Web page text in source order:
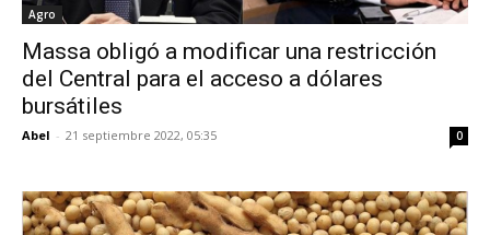
Agro
Massa obligó a modificar una restricción
del Central para el acceso a dólares
bursátiles
Abel - 21 septiembre 2022, 05:35 0